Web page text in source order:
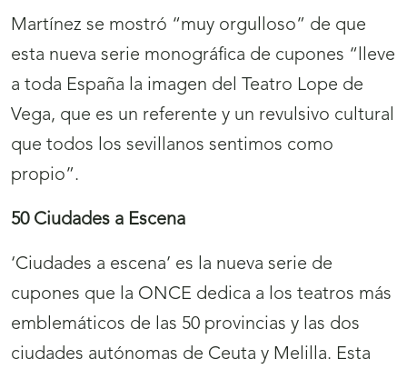
Martínez se mostró “muy orgulloso” de que
esta nueva serie monográfica de cupones “lleve
a toda España la imagen del Teatro Lope de
Vega, que es un referente y un revulsivo cultural
que todos los sevillanos sentimos como
propio”.
50 Ciudades a Escena
‘Ciudades a escena’ es la nueva serie de
cupones que la ONCE dedica a los teatros más
emblemáticos de las 50 provincias y las dos
ciudades autónomas de Ceuta y Melilla. Esta